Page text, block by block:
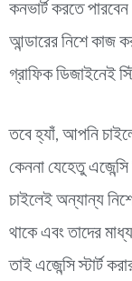
কনভার্ট করতে
আন্ডারের নিশে কাজ
গ্রাফিক ডিজাইনেই
তবে হ্যাঁ, আপনি
কেননা যেহেতু
চাইলেই অন্যান্য নিশে
থাকে এবং তাদের
তাই এজেন্সি স্টার্ট